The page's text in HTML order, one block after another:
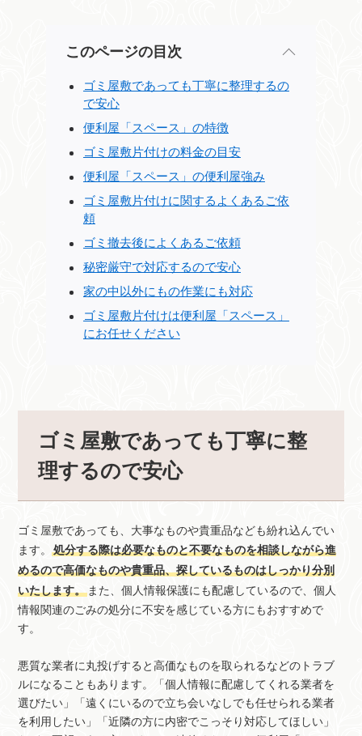
このページの目次
ゴミ屋敷であっても丁寧に整理するの
で安心
便利屋「スペース」の特徴
ゴミ屋敷片付けの料金の目安
便利屋「スペース」の便利屋強み
ゴミ屋敷片付けに関するよくあるご依
頼
ゴミ撤去後によくあるご依頼
秘密厳守で対応するので安心
家の中以外にもの作業にも対応
ゴミ屋敷片付けは便利屋「スペース」
にお任せください
ゴミ屋敷であっても丁寧に整
理するので安心
ゴミ屋敷であっても、大事なものや貴重品なども紛れ込んでい
ます。処分する際は必要なものと不要なものを相談しながら進
めるので高価なものや貴重品、探しているものはしっかり分別
いたします。 また、個人情報保護にも配慮しているので、個人
情報関連のごみの処分に不安を感じている方にもおすすめで
す。
悪質な業者に丸投げすると高価なものを取られるなどのトラブ
ルになることもあります。「個人情報に配慮してくれる業者を
選びたい」「遠くにいるので立ち会いなしでも任せられる業者
を利用したい」「近隣の方に内密でこっそり対応してほしい」